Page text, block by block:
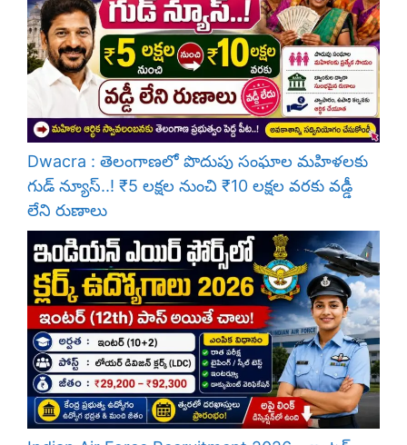
Dwacra : తెలంగాణలో పొదుపు సంఘాల మహిళలకు
గుడ్ న్యూస్..! ₹5 లక్షల నుంచి ₹10 లక్షల వరకు వడ్డీ
లేని రుణాలు